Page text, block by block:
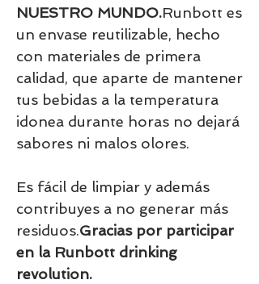
NUESTRO MUNDO.Runbott es
un envase reutilizable, hecho
con materiales de primera
calidad, que aparte de mantener
tus bebidas a la temperatura
idonea durante horas no dejará
sabores ni malos olores.
Es fácil de limpiar y además
contribuyes a no generar más
residuos.Gracias por participar
en la Runbott drinking
revolution.